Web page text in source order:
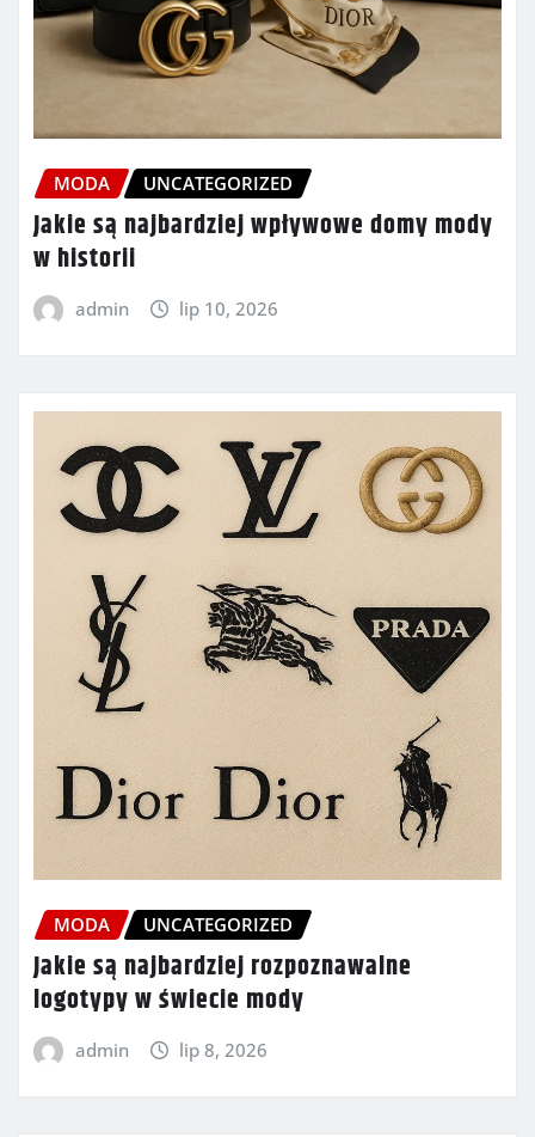
MODA UNCATEGORIZED
Jakie są najbardziej wpływowe domy mody
w historii
admin lip 10, 2026
MODA UNCATEGORIZED
Jakie są najbardziej rozpoznawalne
logotypy w świecie mody
admin lip 8, 2026